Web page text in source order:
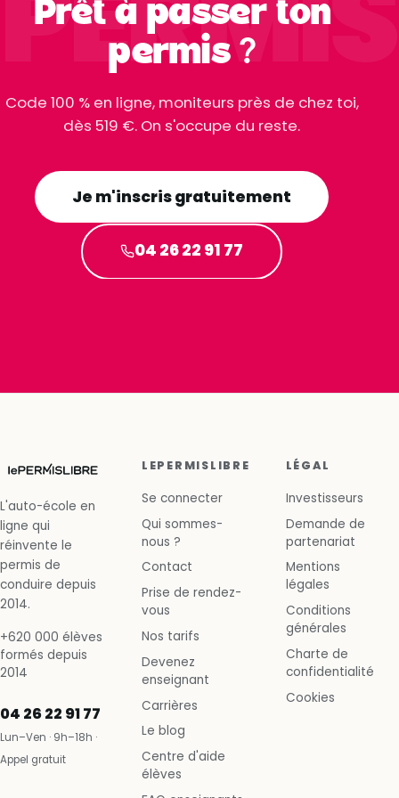
Prêt à passer ton
permis ?
Code 100 % en ligne, moniteurs près de chez toi,
dès 519 €. On s'occupe du reste.
Je m'inscris gratuitement
04 26 22 91 77
L'auto-école en
ligne qui
réinvente le
permis de
conduire depuis
2014.
+620 000 élèves
formés depuis
2014
04 26 22 91 77
Lun–Ven · 9h–18h ·
Appel gratuit
LEPERMISLIBRE
Se connecter
Qui sommes-
nous ?
Contact
Prise de rendez-
vous
Nos tarifs
Devenez
enseignant
Carrières
Le blog
Centre d'aide
élèves
LÉGAL
Investisseurs
Demande de
partenariat
Mentions
légales
Conditions
générales
Charte de
confidentialité
Cookies